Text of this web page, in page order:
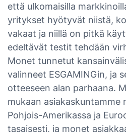
että ulkomaisilla
yritykset hyötyvät niistä,
vakaat ja niillä on pitkä
edeltävät testit tehdään
Monet tunnetut
valinneet ESGAMINGin, ja
otteeseen alan parhaana.
mukaan asiakaskuntamme
Pohjois-Amerikassa ja
tasaisesti, ja monet